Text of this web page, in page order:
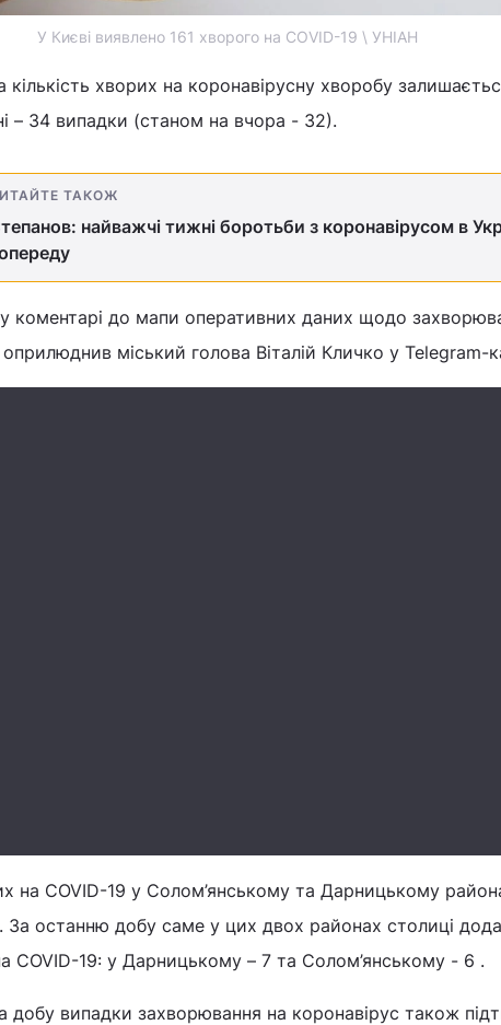
У Києві виявлено 161 хворого на COVID-19 \ УНІАН
кількість хворих на коронавірусну хворобу
– 34 випадки (станом на вчора - 32).
ТАКОЖ
найважчі тижні боротьби з коронавірусом в
у коментарі до мапи оперативних даних щодо
міський голова Віталій Кличко у Telegram-
на COVID-19 у Солом’янському та Дарницькому
За останню добу саме у цих двох районах столиці
COVID-19: у Дарницькому – 7 та Солом’янському - 6 .
добу випадки захворювання на коронавірус також